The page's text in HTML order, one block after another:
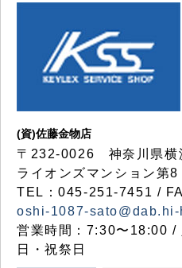
(資)佐藤金物店
〒232-0026 神奈川県
ライオンズマンション
TEL：045-251-7451 /
oshi-1087-
営業時間：7:30〜18:00 /
日・祝祭日